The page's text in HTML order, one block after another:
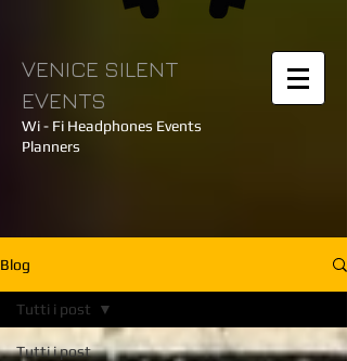
VENICE SILENT
EVENTS
Wi - Fi Headphones Events
Planners
Blog
Tutti i post
Tutti i post